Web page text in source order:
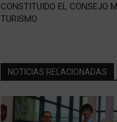
CONSTITUIDO EL CONSEJO
TURISMO
NOTICIAS RELACIONADAS